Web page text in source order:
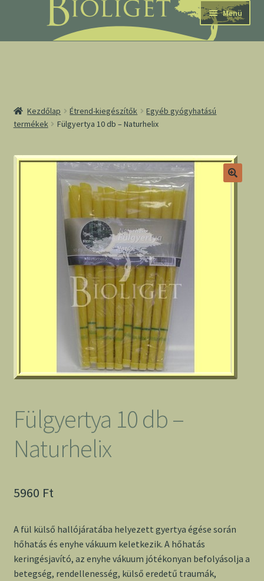
navigációhoz
tartalomba
Menü
Kezdőlap Étrend-kiegészítők
Egyéb gyógyhatású
termékek
Fülgyertya 10 db – Naturhelix
Fülgyertya 10 db –
Naturhelix
5960 Ft
A fül külső hallójáratába helyezett gyertya égése során
hőhatás és enyhe vákuum keletkezik. A hőhatás
keringésjavító, az enyhe vákuum jótékonyan befolyásolja a
betegség, rendellenesség, külső eredetű traumák,